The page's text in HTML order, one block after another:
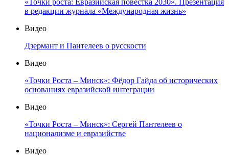
«Точки роста: Евразийская повестка 2030». Презентация
в редакции журнала «Международная жизнь»
Видео
Дзермант и Пантелеев о русскости
Видео
«Точки Роста – Минск»: Фёдор Гайда об исторических
основаниях евразийской интеграции
Видео
«Точки Роста – Минск»: Сергей Пантелеев о
национализме и евразийстве
Видео